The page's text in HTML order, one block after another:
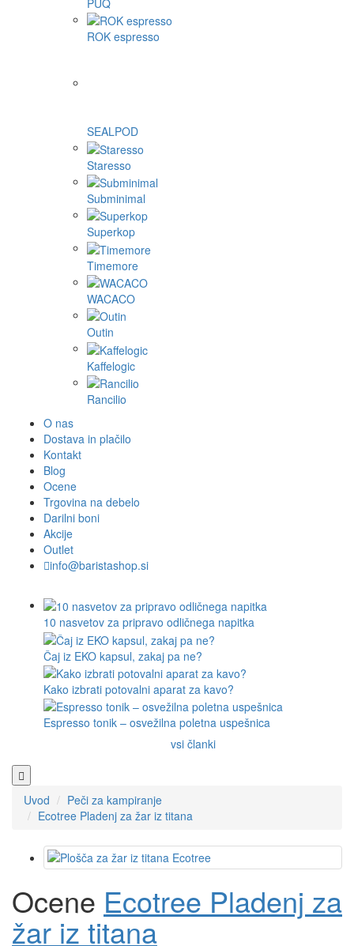
ROK espresso
SEALPOD
Staresso
Subminimal
Superkop
Timemore
WACACO
Outin
Kaffelogic
Rancilio
O nas
Dostava in plačilo
Kontakt
Blog
Ocene
Trgovina na debelo
Darilni boni
Akcije
Outlet
info@baristashop.si
10 nasvetov za pripravo odličnega napitka
Čaj iz EKO kapsul, zakaj pa ne?
Kako izbrati potovalni aparat za kavo?
Espresso tonik – osvežilna poletna uspešnica
vsi članki
Uvod
Peči za kampiranje
Ecotree Pladenj za žar iz titana
Ocene Ecotree Pladenj za
žar iz titana